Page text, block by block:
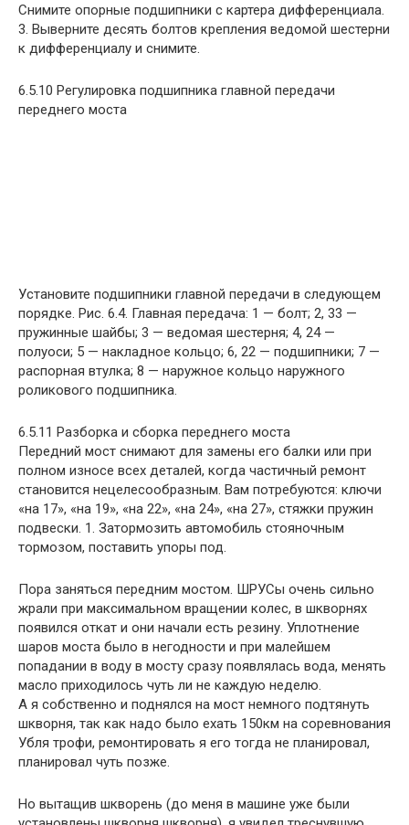
Снимите опорные подшипники с картера дифференциала.
3. Выверните десять болтов крепления ведомой шестерни
к дифференциалу и снимите.
6.5.10 Регулировка подшипника главной передачи
переднего моста
Установите подшипники главной передачи в следующем
порядке. Рис. 6.4. Главная передача: 1 — болт; 2, 33 —
пружинные шайбы; 3 — ведомая шестерня; 4, 24 —
полуоси; 5 — накладное кольцо; 6, 22 — подшипники; 7 —
распорная втулка; 8 — наружное кольцо наружного
роликового подшипника.
6.5.11 Разборка и сборка переднего моста
Передний мост снимают для замены его балки или при
полном износе всех деталей, когда частичный ремонт
становится нецелесообразным. Вам потребуются: ключи
«на 17», «на 19», «на 22», «на 24», «на 27», стяжки пружин
подвески. 1. Затормозить автомобиль стояночным
тормозом, поставить упоры под.
Пора заняться передним мостом. ШРУСы очень сильно
жрали при максимальном вращении колес, в шкворнях
появился откат и они начали есть резину. Уплотнение
шаров моста было в негодности и при малейшем
попадании в воду в мосту сразу появлялась вода, менять
масло приходилось чуть ли не каждую неделю.
А я собственно и поднялся на мост немного подтянуть
шкворня, так как надо было ехать 150км на соревнования
Убля трофи, ремонтировать я его тогда не планировал,
планировал чуть позже.
Но вытащив шкворень (до меня в машине уже были